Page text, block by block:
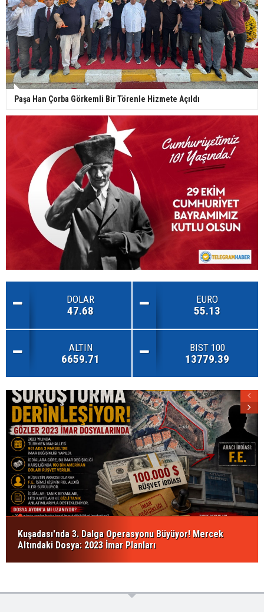
Paşa Han Çorba Görkemli Bir Törenle Hizmete Açıldı
DOLAR
47.68
EURO
55.13
ALTIN
6659.71
BIST 100
13779.39
Kuşadası'nda 3. Dalga Operasyonu Büyüyor! Mercek
Altındaki Dosya: 2023 İmar Planları